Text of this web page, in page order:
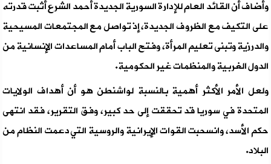
وأضاف أن القائد العام للإدارة السورية الجديدة أحمد الشرع أثبت قدرته
على التكيف مع الظروف الجديدة، إذ تواصل مع المجتمعات المسيحية
والدرزية وتبنى تعليم المرأة، وفتح الباب أمام المساعدات الإنسانية من
الدول الغربية والمنظمات غير الحكومية.
ولعل الأمر الأكثر أهمية بالنسبة لواشنطن هو أن أهداف الولايات
المتحدة في سوريا قد تحققت إلى حد كبير، وفق التقرير، فقد انتهى
حكم الأسد، وانسحبت القوات الإيرانية والروسية التي دعمت النظام من
البلاد.